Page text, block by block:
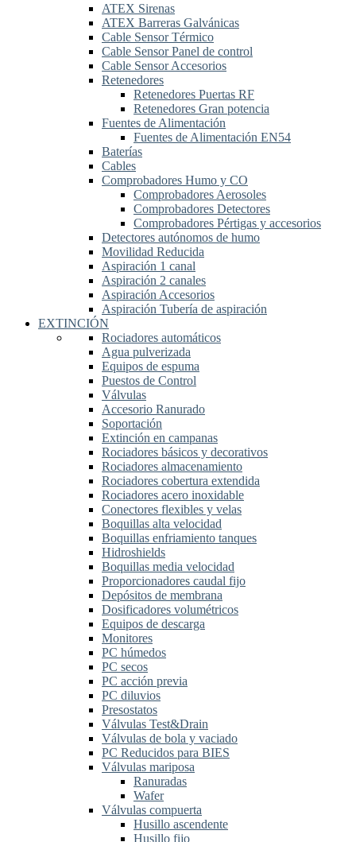
ATEX Sirenas
ATEX Barreras Galvánicas
Cable Sensor Térmico
Cable Sensor Panel de control
Cable Sensor Accesorios
Retenedores
Retenedores Puertas RF
Retenedores Gran potencia
Fuentes de Alimentación
Fuentes de Alimentación EN54
Baterías
Cables
Comprobadores Humo y CO
Comprobadores Aerosoles
Comprobadores Detectores
Comprobadores Pértigas y accesorios
Detectores autónomos de humo
Movilidad Reducida
Aspiración 1 canal
Aspiración 2 canales
Aspiración Accesorios
Aspiración Tubería de aspiración
EXTINCIÓN
Rociadores automáticos
Agua pulverizada
Equipos de espuma
Puestos de Control
Válvulas
Accesorio Ranurado
Soportación
Extinción en campanas
Rociadores básicos y decorativos
Rociadores almacenamiento
Rociadores cobertura extendida
Rociadores acero inoxidable
Conectores flexibles y velas
Boquillas alta velocidad
Boquillas enfriamiento tanques
Hidroshields
Boquillas media velocidad
Proporcionadores caudal fijo
Depósitos de membrana
Dosificadores volumétricos
Equipos de descarga
Monitores
PC húmedos
PC secos
PC acción previa
PC diluvios
Presostatos
Válvulas Test&Drain
Válvulas de bola y vaciado
PC Reducidos para BIES
Válvulas mariposa
Ranuradas
Wafer
Válvulas compuerta
Husillo ascendente
Husillo fijo